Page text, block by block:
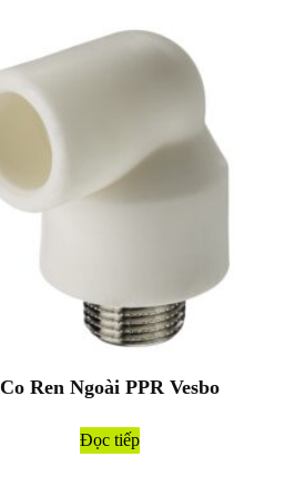
Co Ren Ngoài PPR Vesbo
Đọc tiếp